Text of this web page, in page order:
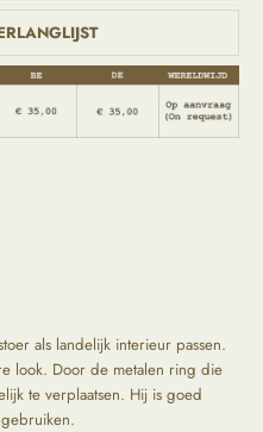
als landelijk interieur passen.
look. Door de metalen ring die
te verplaatsen. Hij is goed